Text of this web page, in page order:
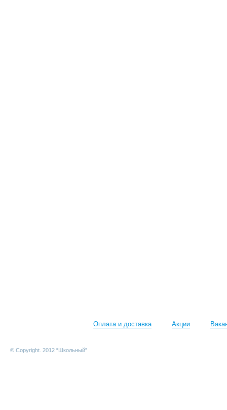
Оплата и доставка Акции
© Copyright. 2012 “Школьный”